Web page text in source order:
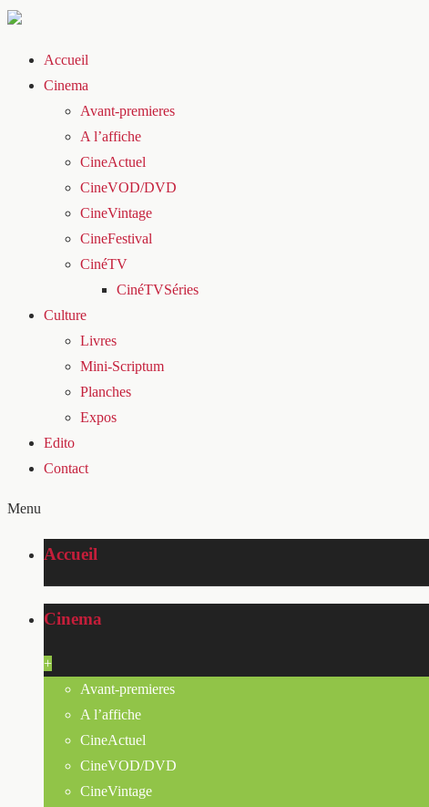
Accueil
Cinema
Avant-premieres
A l’affiche
CineActuel
CineVOD/DVD
CineVintage
CineFestival
CinéTV
CinéTVSéries
Culture
Livres
Mini-Scriptum
Planches
Expos
Edito
Contact
Menu
Accueil
Cinema
+
Avant-premieres
A l’affiche
CineActuel
CineVOD/DVD
CineVintage